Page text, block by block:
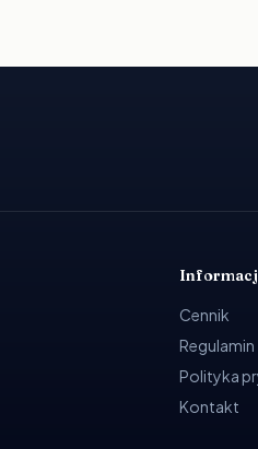
Cennik
Regulamin
Polityka
Kontakt